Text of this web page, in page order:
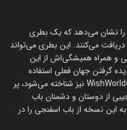
را نشان می‌دهد که یک بطری
می‌کنند. این بطری می‌تواند
و همراه همیشگی‌اش از این
گرفتن جهان فعلی استفاده
می‌کنند. این جهان‌ها که در بازی با نام WishWorlds نیز شناخته می‌شود، پر
از دوستان و دشمنان باب
این نسخه از باب اسفنجی را در